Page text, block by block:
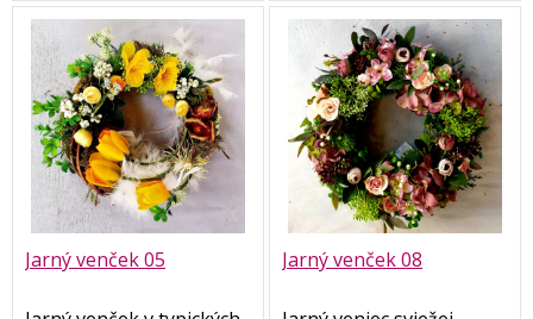
Jarný venček 05 Jarný venček 08